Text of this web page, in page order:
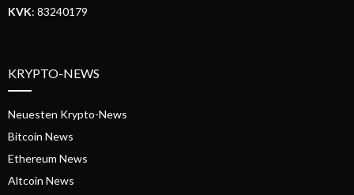
KVK: 83240179
KRYPTO-NEWS
Neuesten Krypto-News
Bitcoin News
Ethereum News
Altcoin News